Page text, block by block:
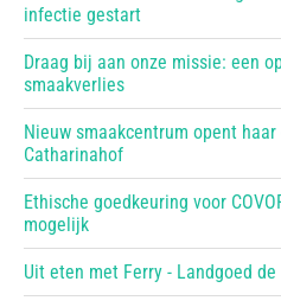
infectie gestart
Draag bij aan onze missie: een
smaakverlies
Nieuw smaakcentrum opent
Catharinahof
Ethische goedkeuring voor
mogelijk
Uit eten met Ferry - Landgoed